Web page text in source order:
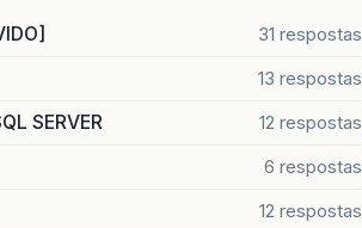
31 respostas
13 respostas
SERVER 12 respostas
6 respostas
12 respostas